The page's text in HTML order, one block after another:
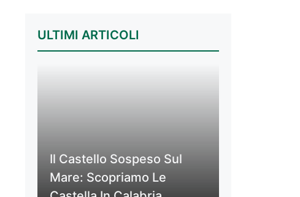
ULTIMI ARTICOLI
Il Castello Sospeso Sul
Mare: Scopriamo Le